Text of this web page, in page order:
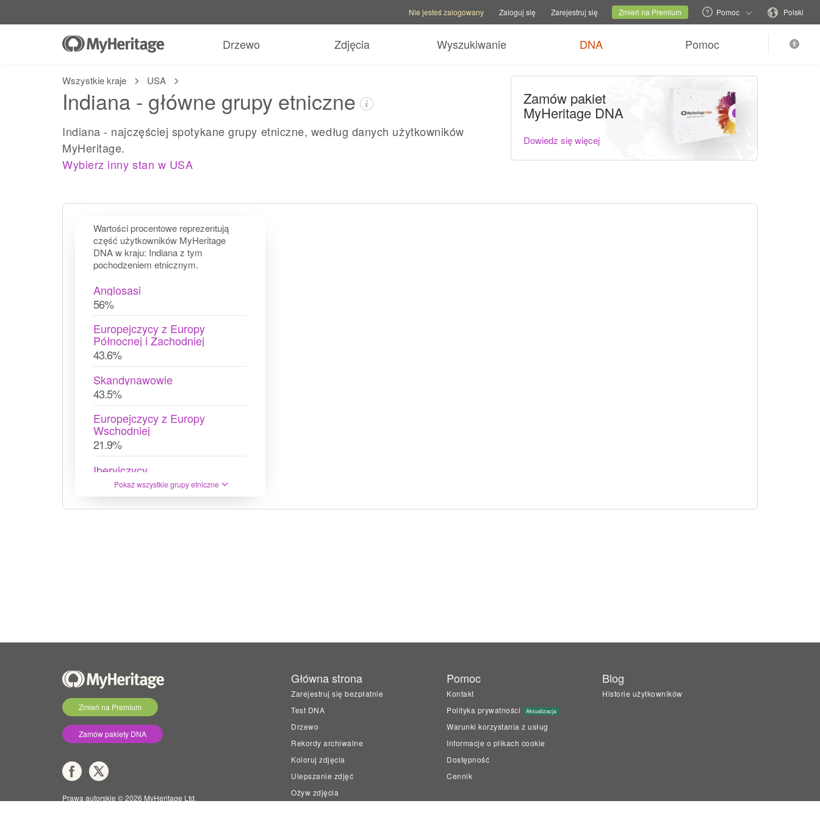
Obecna witrynaZmień język
Nie jesteś zalogowany Zaloguj się Zarejestruj się Zmień na Premium Pomoc Polski
Drzewo Zdjęcia Wyszukiwanie DNA Pomoc
Wszystkie kraje USA
Indiana - główne grupy etniczne
Indiana - najczęściej spotykane grupy etniczne, według danych użytkowników
MyHeritage.
Wybierz inny stan w USA
Zamów pakiet
MyHeritage DNA
Dowiedz się więcej
Wartości procentowe reprezentują
część użytkowników MyHeritage
DNA w kraju: Indiana z tym
pochodzeniem etnicznym.
Anglosasi
56%
Europejczycy z Europy
Północnej i Zachodniej
43.6%
Skandynawowie
43.5%
Europejczycy z Europy
Wschodniej
21.9%
Iberyjczycy
21.6%Pokaż wszystkie grupy etniczne
Zmień na Premium
Zamów pakiety DNA
Prawa autorskie © 2026 MyHeritage Ltd.
Główna strona
Zarejestruj się bezpłatnie
Test DNA
Drzewo
Rekordy archiwalne
Koloruj zdjęcia
Ulepszanie zdjęć
Ożyw zdjęcia
Pomoc
Kontakt
Polityka prywatności
Aktualizacja
Warunki korzystania z usług
Informacje o plikach cookie
Dostępność
Cennik
Blog
Historie użytkowników